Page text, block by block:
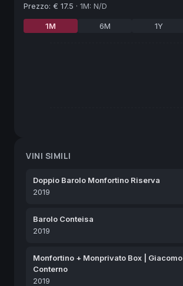
Prezzo: € 17.5 · 1M: N/D
1M 6M 1Y
VINI SIMILI
Doppio Barolo Monfortino Riserva
2019
Barolo Conteisa
2019
Monfortino + Monprivato Box | Giacomo
Conterno
2019